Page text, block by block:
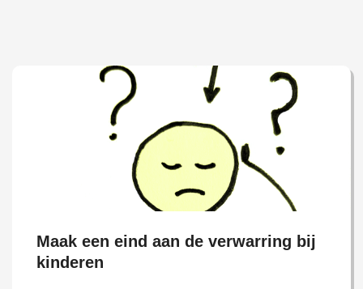
Maak een eind aan de verwarring bij
kinderen